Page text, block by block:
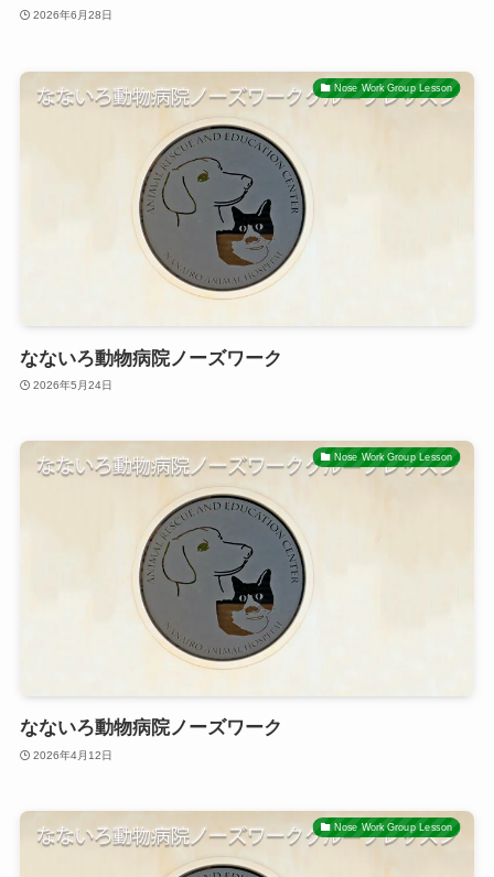
2026年6月28日
Nose Work Group Lesson
なないろ動物病院ノーズワーク
2026年5月24日
Nose Work Group Lesson
なないろ動物病院ノーズワーク
2026年4月12日
Nose Work Group Lesson